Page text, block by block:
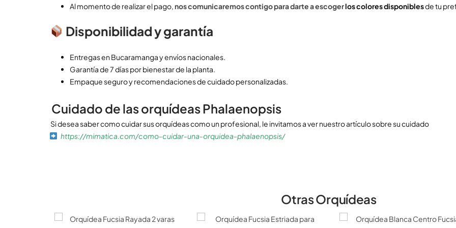
Al momento de realizar el pago,nos comunicaremos contigo para darte a escogerlos colores disponiblesde tu
Disponibilidad y garantía
Entregas en Bucaramanga y envíos nacionales.
Garantía de 7 días por bienestar de la planta.
Empaque seguro y recomendaciones de cuidado personalizadas.
Cuidado de las orquídeas Phalaenopsis
Si desea saber como cuidar sus orquídeas como un profesional, le invitamos a ver nuestro artículo sobre su cuidado
https://mimatica.com/como-cuidar-una-orquidea-phalaenopsis/
Otras Orquídeas